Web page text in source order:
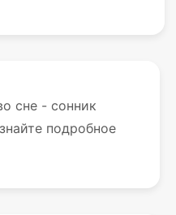
сне - сонник
подробное